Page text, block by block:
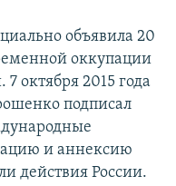
объявила 20
оккупации
октября 2015 года
подписал
и аннексию
действия России.